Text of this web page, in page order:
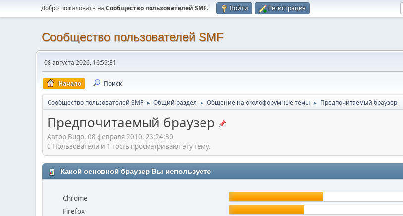
Добро пожаловать на Cообщество пользователей SMF. Войти Регистрация
Cообщество пользователей SMF
08 августа 2026, 16:59:31
Начало Поиск
Cообщество пользователей SMF ► Общий раздел ► Общение на околофорумные темы ► Предпочитаемый браузер
Предпочитаемый браузер
Автор Bugo, 08 февраля 2010, 23:24:30
0 Пользователи и 1 гость просматривают эту тему.
Какой основной браузер Вы используете
Chrome
Firefox